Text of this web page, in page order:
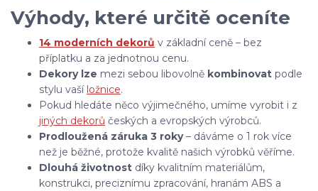
Výhody, které určitě oceníte
14 moderních dekorů v základní ceně – bez
příplatku a za jednotnou cenu.
Dekory lze mezi sebou libovolně kombinovat podle
stylu vaší ložnice.
Pokud hledáte něco výjimečného, umíme vyrobit i z
jiných dekorů českých a evropských výrobců.
Prodloužená záruka 3 roky– dáváme o 1 rok více
než je běžné, protože kvalitě našich výrobků věříme.
Dlouhá životnost díky kvalitním materiálům,
konstrukci, preciznímu zpracování, hranám ABS a